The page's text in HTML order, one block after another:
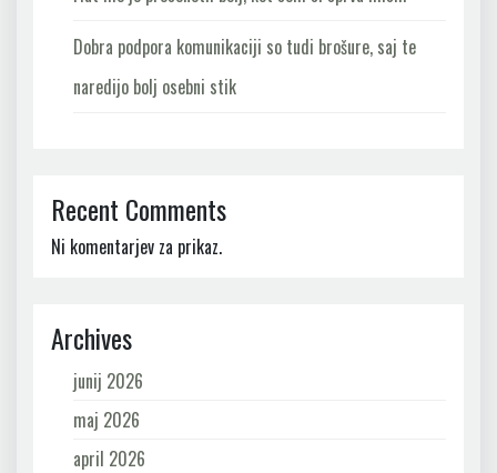
Dobra podpora komunikaciji so tudi brošure, saj te
naredijo bolj osebni stik
Recent Comments
Ni komentarjev za prikaz.
Archives
junij 2026
maj 2026
april 2026